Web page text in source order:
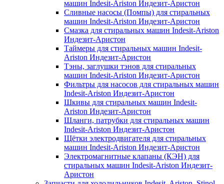
машин Indesit-Ariston Индезит-Аристон
Сливные насосы (Помпы) для стиральных
машин Indesit-Ariston Индезит-Аристон
Смазка для стиральных машин Indesit-Ariston
Индезит-Аристон
Таймеры для стиральных машин Indesit-
Ariston Индезит-Аристон
Тэны, заглушки тэнов для стиральных
машин Indesit-Ariston Индезит-Аристон
Фильтры для насосов для стиральных машин
Indesit-Ariston Индезит-Аристон
Шкивы для стиральных машин Indesit-
Ariston Индезит-Аристон
Шланги, патрубки для стиральных машин
Indesit-Ariston Индезит-Аристон
Щётки электродвигателя для стиральных
машин Indesit-Ariston Индезит-Аристон
Электромагнитные клапаны (КЭН) для
стиральных машин Indesit-Ariston Индезит-
Аристон